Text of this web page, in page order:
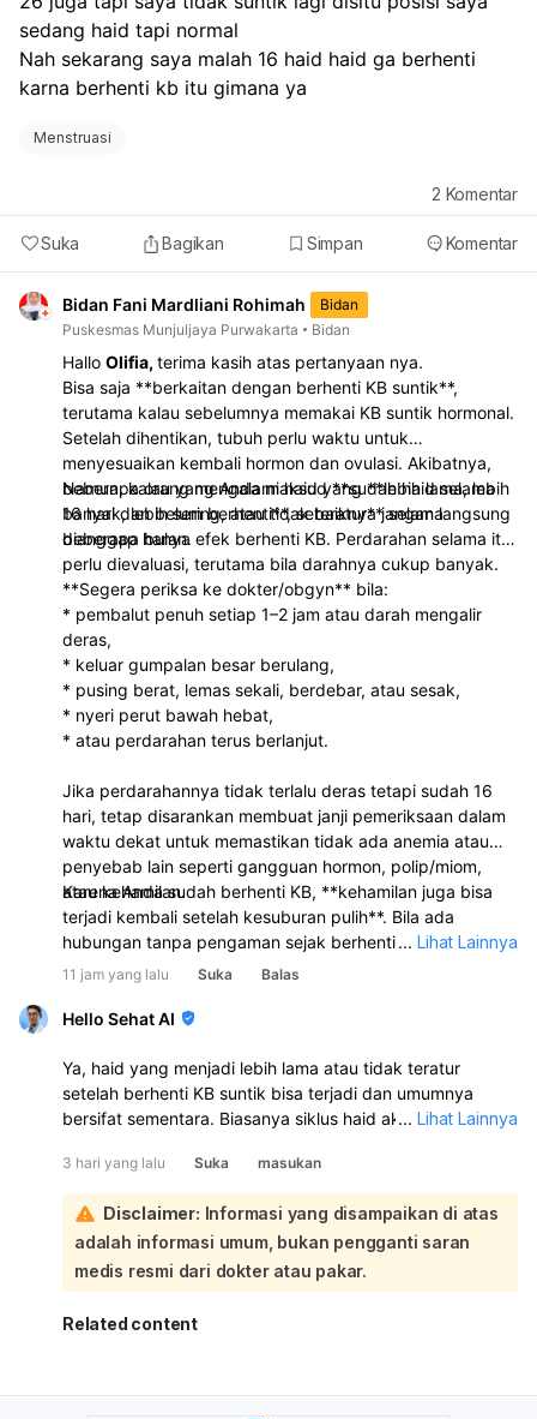
bau tidak sedap,
atau darah keluar sangat banyak.
sedang haid tapi normal
Nah sekarang saya malah 16 haid haid ga berhenti
karna berhenti kb itu gimana ya
Menstruasi
Suka Bagikan Simpan Komentar
2 Komentar
Bidan Fani Mardliani Rohimah
Bidan
Puskesmas Munjuljaya Purwakarta
Bidan
Hallo Olifia, terima kasih atas pertanyaan nya.
Bisa saja **berkaitan dengan berhenti KB suntik**,
terutama kalau sebelumnya memakai KB suntik hormonal.
Setelah dihentikan, tubuh perlu waktu untuk
menyesuaikan kembali hormon dan ovulasi. Akibatnya,
beberapa orang mengalami haid yang **lebih lama, lebih
banyak, lebih sering, atau tidak teratur** selama
beberapa bulan.
Namun, kalau yang Anda maksud **sudah haid selama
16 hari dan belum berhenti**, sebaiknya jangan langsung
dianggap hanya efek berhenti KB. Perdarahan selama itu
perlu dievaluasi, terutama bila darahnya cukup banyak.
**Segera periksa ke dokter/obgyn** bila:
* pembalut penuh setiap 1–2 jam atau darah mengalir
deras,
* keluar gumpalan besar berulang,
* pusing berat, lemas sekali, berdebar, atau sesak,
* nyeri perut bawah hebat,
* atau perdarahan terus berlanjut.
Jika perdarahannya tidak terlalu deras tetapi sudah 16
hari, tetap disarankan membuat janji pemeriksaan dalam
waktu dekat untuk memastikan tidak ada anemia atau
penyebab lain seperti gangguan hormon, polip/miom,
atau kehamilan.
Karena Anda sudah berhenti KB, **kehamilan juga bisa
terjadi kembali setelah kesuburan pulih**. Bila ada
hubungan tanpa pengaman sejak berhenti KB, tes
kehamilan dapat membantu menyingkirkan kemungkinan
... Lihat Lainnya
11 jam yang lalu Suka Balas
Hello Sehat AI
Ya, haid yang menjadi lebih lama atau tidak teratur
setelah berhenti KB suntik bisa terjadi dan umumnya
bersifat sementara. Biasanya siklus haid akan kembali
Untuk membantu haid lebih lancar, Anda bisa menjaga
berat badan ideal, rutin olahraga, makan bergizi,
mengontrol stres, dan tidur cukup. Bila perlu, periksa ke
dokter untuk memastikan tidak ada penyebab lain seperti
gangguan hormon, PCOS, tiroid, atau miom. Karena Anda
sudah sampai 16 hari haid tidak berhenti, sebaiknya
periksa ke dokter kandungan/penyakit dalam, apalagi
... Lihat Lainnya
3 hari yang lalu Suka masukan
Disclaimer: Informasi yang disampaikan di atas
adalah informasi umum, bukan pengganti saran
medis resmi dari dokter atau pakar.
Related content